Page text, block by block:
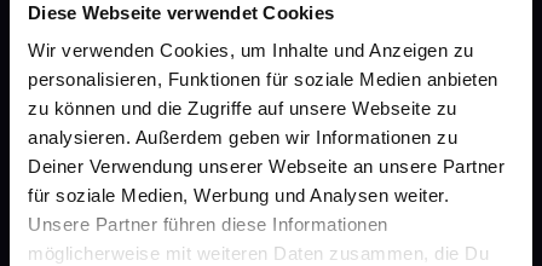
Diese Webseite verwendet Cookies
Wir verwenden Cookies, um Inhalte und Anzeigen zu
personalisieren, Funktionen für soziale Medien anbieten
zu können und die Zugriffe auf unsere Webseite zu
analysieren. Außerdem geben wir Informationen zu
Deiner Verwendung unserer Webseite an unsere Partner
für soziale Medien, Werbung und Analysen weiter.
Unsere Partner führen diese Informationen
möglicherweise mit weiteren Daten zusammen, die Du
gesund.de
Über uns
Karriere
Newsletter